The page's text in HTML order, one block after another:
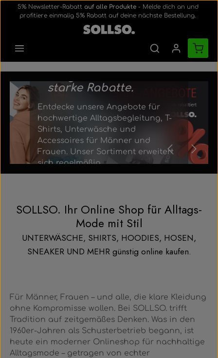
Zum Hauptinhalt springen
5% Newsletter-Rabatt auf alle Produkte- Melde dich an und
profitiere einmalig 5% Rabatt auf deine nächste Bestellung.
Bildergalerie überspringen
Sales-Angebote und Abverkauf Erhalte für
Sales-Angebote und
Erhalte für
starke Rabatte.
Entdecke unsere Angebote für
hochwertige Alltagsbegleitung, T-
Shirts, Unterwäsche und
Accessoires für Männer und
Frauen. Unser Sortiment erweitert
sich regelmäßig.
SOLLSO. Ihr Online Shop für Alltags-
Mode mit Stil
UNTERWÄSCHE, SHIRTS, HOODIES, HOSEN,
SNEAKER UND MEHRgünstig online kaufen.
Für Männer, Frauen – und alle, die klare Kleidung
ohne Kompromisse wollen. Bei SOLLSO. trifft
Tradition auf zeitgemäßes Denken. Was in den
1960er-Jahren als Schusterbetrieb begann, ist
heute ein moderner Onlineshop für nachhaltige
Alltagsmode – getragen von echter